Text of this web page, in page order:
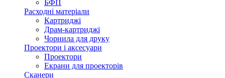
БФП
Расходні матеріали
Картриджі
Драм-картриджі
Чорнила для друку
Проектори і аксесуари
Проектори
Екрани для проекторів
Сканери